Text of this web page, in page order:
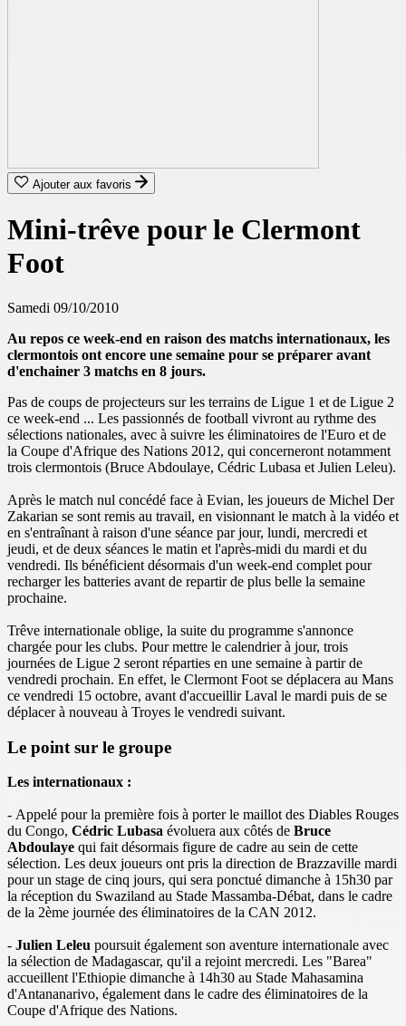
Ajouter aux favoris
Mini-trêve pour le Clermont
Foot
Samedi 09/10/2010
Au repos ce week-end en raison des matchs internationaux, les
clermontois ont encore une semaine pour se préparer avant
d'enchainer 3 matchs en 8 jours.
Pas de coups de projecteurs sur les terrains de Ligue 1 et de Ligue 2
ce week-end ... Les passionnés de football vivront au rythme des
sélections nationales, avec à suivre les éliminatoires de l'Euro et de
la Coupe d'Afrique des Nations 2012, qui concerneront notamment
trois clermontois (Bruce Abdoulaye, Cédric Lubasa et Julien Leleu).
Après le match nul concédé face à Evian, les joueurs de Michel Der
Zakarian se sont remis au travail, en visionnant le match à la vidéo et
en s'entraînant à raison d'une séance par jour, lundi, mercredi et
jeudi, et de deux séances le matin et l'après-midi du mardi et du
vendredi. Ils bénéficient désormais d'un week-end complet pour
recharger les batteries avant de repartir de plus belle la semaine
prochaine.
Trêve internationale oblige, la suite du programme s'annonce
chargée pour les clubs. Pour mettre le calendrier à jour, trois
journées de Ligue 2 seront réparties en une semaine à partir de
vendredi prochain. En effet, le Clermont Foot se déplacera au Mans
ce vendredi 15 octobre, avant d'accueillir Laval le mardi puis de se
déplacer à nouveau à Troyes le vendredi suivant.
Le point sur le groupe
Les internationaux :
- Appelé pour la première fois à porter le maillot des Diables Rouges
du Congo, Cédric Lubasa évoluera aux côtés de Bruce
Abdoulaye qui fait désormais figure de cadre au sein de cette
sélection. Les deux joueurs ont pris la direction de Brazzaville mardi
pour un stage de cinq jours, qui sera ponctué dimanche à 15h30 par
la réception du Swaziland au Stade Massamba-Débat, dans le cadre
de la 2ème journée des éliminatoires de la CAN 2012.
- Julien Leleu poursuit également son aventure internationale avec
la sélection de Madagascar, qu'il a rejoint mercredi. Les "Barea"
accueillent l'Ethiopie dimanche à 14h30 au Stade Mahasamina
d'Antananarivo, également dans le cadre des éliminatoires de la
Coupe d'Afrique des Nations.